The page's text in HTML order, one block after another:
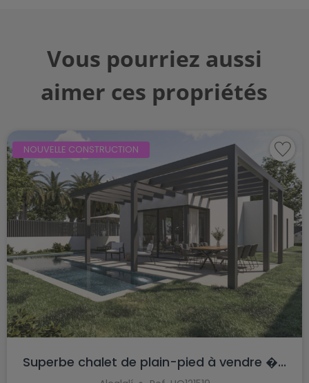
Vous pourriez aussi
aimer ces propriétés
NOUVELLE CONSTRUCTION
Superbe chalet de plain-pied à vendre �...